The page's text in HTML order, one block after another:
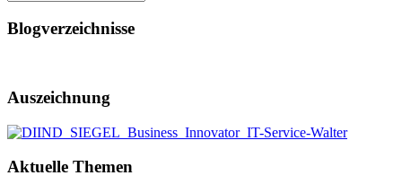
Blogverzeichnisse
Auszeichnung
Aktuelle Themen